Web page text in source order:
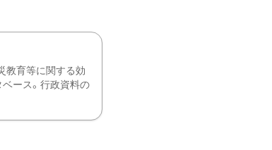
教育等に関する効
ース。行政資料の